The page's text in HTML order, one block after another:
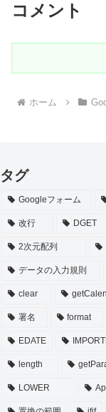
コメント
ホーム
タグ
Googleフォーム
改行 DGET
2次元配列
データの入力規則
clear
署名 format
EDATE
length
LOWER